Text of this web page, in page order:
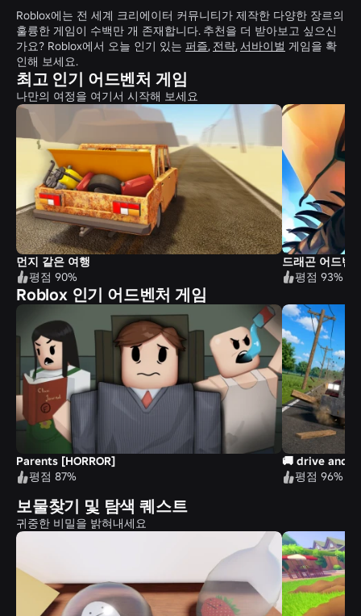
Roblox에는 전 세계 크리에이터 커뮤니티가 제작한 다양한 장르의
훌륭한 게임이 수백만 개 존재합니다. 추천을 더 받아보고 싶으신
가요? Roblox에서 오늘 인기 있는 퍼즐, 전략,서바이벌 게임을 확
인해 보세요.
최고 인기 어드벤처 게임
나만의 여정을 여기서 시작해 보세요
먼지 같은 여행
평점 90%
드래곤 어드벤
평점 93%
Roblox 인기 어드벤처 게임
Parents [HORROR]
평점 87%
🚚 drive and
평점 96%
보물찾기 및 탐색 퀘스트
귀중한 비밀을 밝혀내세요